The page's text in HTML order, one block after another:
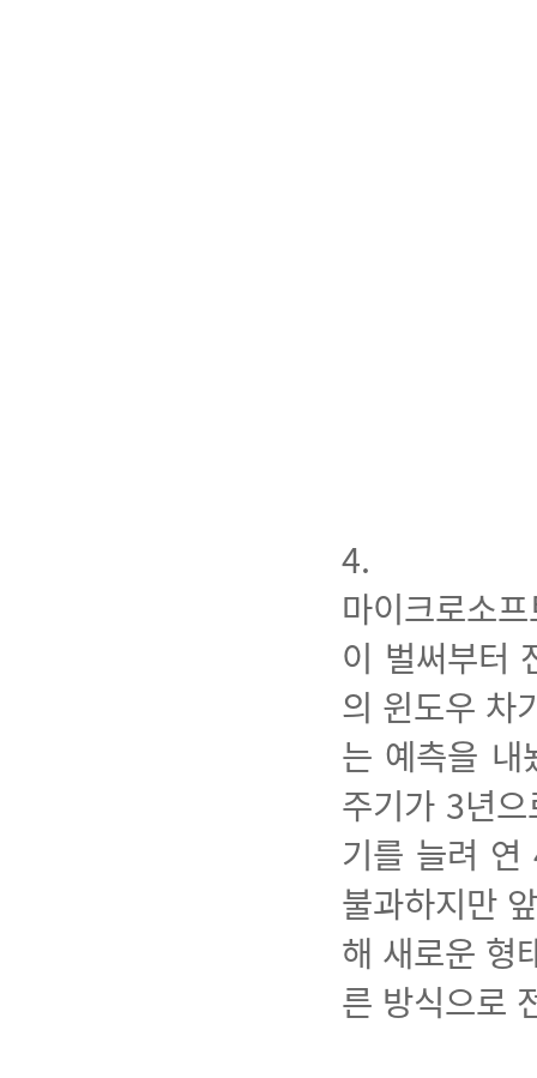
4.
마이크로소
이 벌써부터
의 윈도우 차
는 예측을
주기가 3년
기를 늘려
불과하지만
해 새로운 형
른 방식으로